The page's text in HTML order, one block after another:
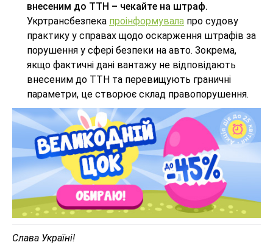
внесеним до ТТН – чекайте на штраф.
Укртрансбезпека проінформувала про судову
практику у справах щодо оскарження штрафів за
порушення у сфері безпеки на авто. Зокрема,
якщо фактичні дані вантажу не відповідають
внесеним до ТТН та перевищують граничні
параметри, це створює склад правопорушення.
Слава Україні!